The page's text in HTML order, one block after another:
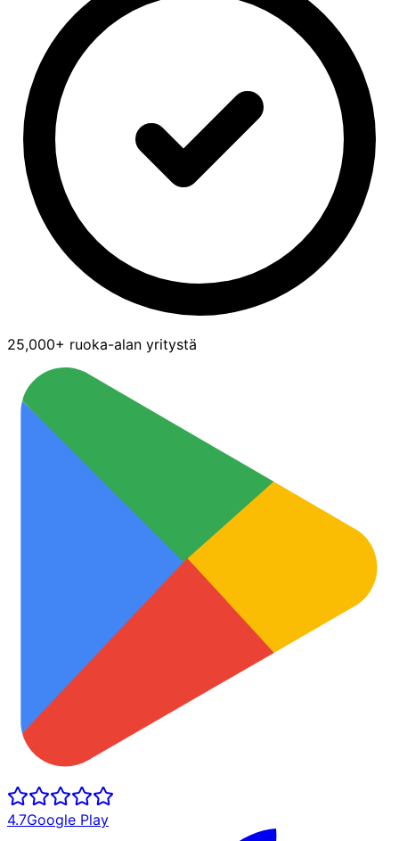
25,000+ ruoka-alan yritystä
4.7Google Play